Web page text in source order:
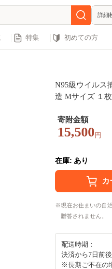
詳細
特集 初めての方
N95級ウイルス
造 Mサイズ １
寄附金額
15,500 円
在庫: あり
現在お住まいの自
贈答されません。
配送時期：
決済から7日前
※長期ご不在の